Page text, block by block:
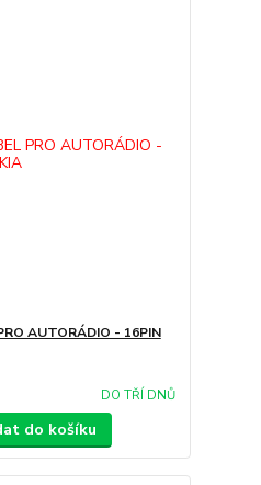
AUTORÁDIO - 16PIN
DO TŘÍ DNŮ
do košíku